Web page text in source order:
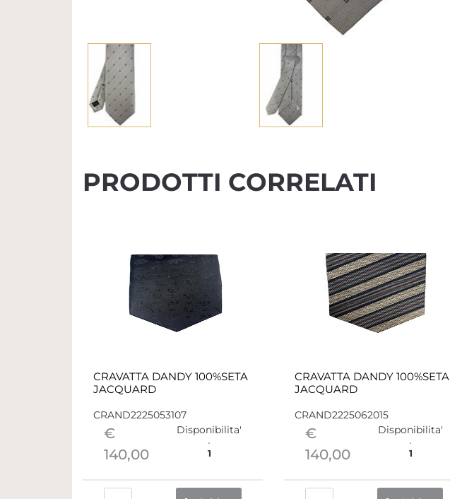
PRODOTTI CORRELATI
CRAVATTA DANDY 100%SETA
JACQUARD
CRAND2225053107
€
140,00
Disponibilita'
1
CRAVATTA DANDY 100%SETA
JACQUARD
CRAND2225062015
€
140,00
Disponibilita'
1